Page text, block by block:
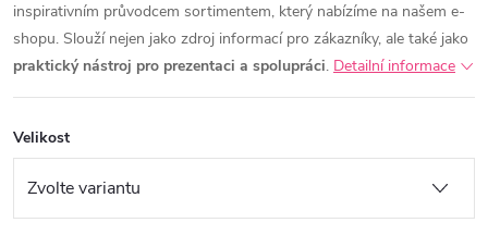
inspirativním průvodcem sortimentem, který nabízíme na našem e-
shopu. Slouží nejen jako zdroj informací pro zákazníky, ale také jako
praktický nástroj pro prezentaci a spolupráci. Detailní informace
Velikost